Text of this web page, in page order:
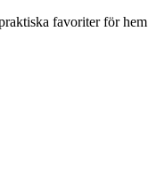
favoriter för